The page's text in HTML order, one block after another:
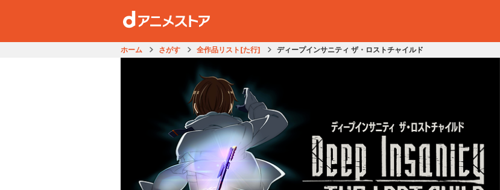
ホーム さがす 全作品リスト[た行] ディープインサニティ ザ・ロストチャイルド